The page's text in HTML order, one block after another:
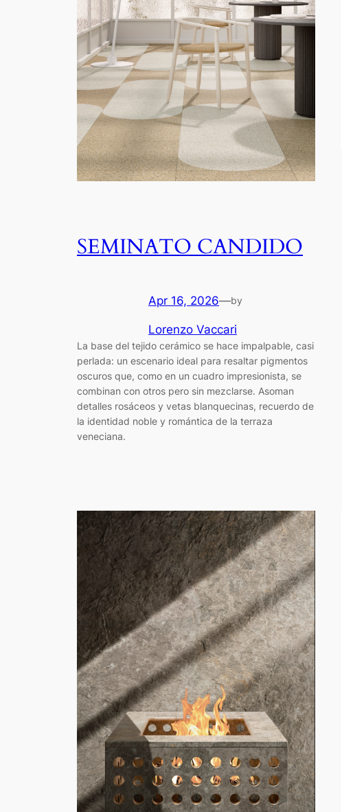
SEMINATO CANDIDO
Apr 16, 2026—by
Lorenzo Vaccari
La base del tejido cerámico se hace impalpable, casi
perlada: un escenario ideal para resaltar pigmentos
oscuros que, como en un cuadro impresionista, se
combinan con otros pero sin mezclarse. Asoman
detalles rosáceos y vetas blanquecinas, recuerdo de
la identidad noble y romántica de la terraza
veneciana.